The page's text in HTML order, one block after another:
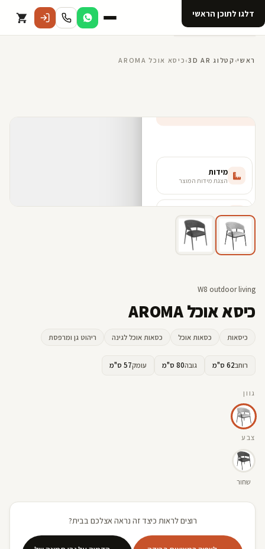
דלגו לתוכן הראשי
קטלוגראשי› קטלוג 3D AR › כיסא אוכל AROMA
W8 outdoor living
כיסא אוכל AROMA
כיסאות כסאות אוכל כסאות אוכל לגינה ריהוט גן ומרפסת
רוחב62 ס"מ גובה80 ס"מ עומק57 ס"מ
גוון
צבע
שחור
רוצים לראות כיצד זה נראה אצלכם בבית?